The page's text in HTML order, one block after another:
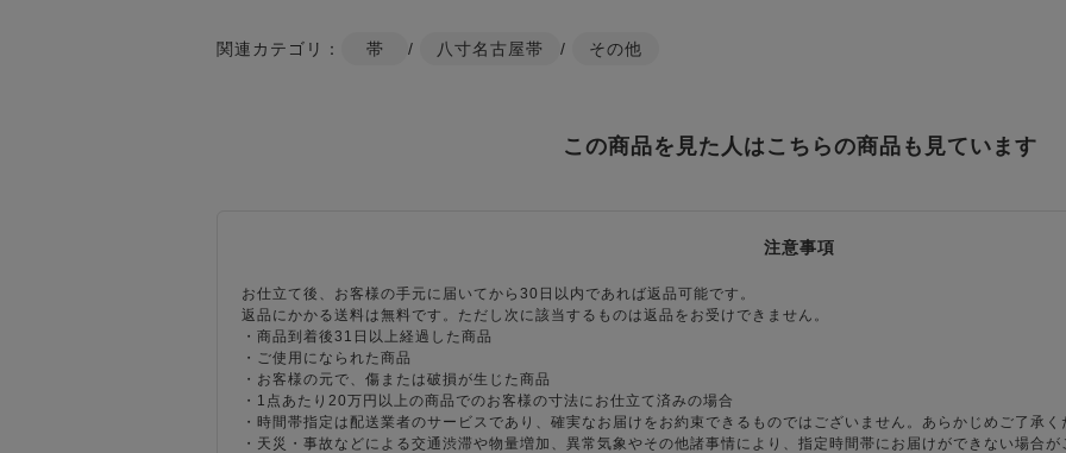
関連カテゴリ： 帯 / 八寸名古屋帯 / その他
この商品を見た人はこちらの商品も見ています
注意事項
お仕立て後、お客様の手元に届いてから30日以内であれば返品可能です。
返品にかかる送料は無料です。ただし次に該当するものは返品をお受けできません。
・商品到着後31日以上経過した商品
・ご使用になられた商品
・お客様の元で、傷または破損が生じた商品
・1点あたり20万円以上の商品でのお客様の寸法にお仕立て済みの場合
・時間帯指定は配送業者のサービスであり、確実なお届けをお約束できるものではございません。あらかじめご了承く
・天災・事故などによる交通渋滞や物量増加、異常気象やその他諸事情により、指定時間帯にお届けができない場合